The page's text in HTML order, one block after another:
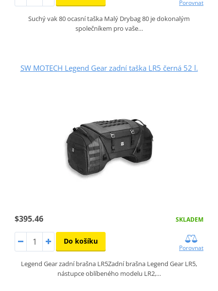
Porovnat
Suchý vak 80 ocasní taška Malý Drybag 80 je dokonalým
společníkem pro vaše…
SW MOTECH Legend Gear zadní taška LR5 černá 52 l.
$395.46 SKLADEM
Do košíku
Porovnat
Legend Gear zadní brašna LR5Zadní brašna Legend Gear LR5,
nástupce oblíbeného modelu LR2,…